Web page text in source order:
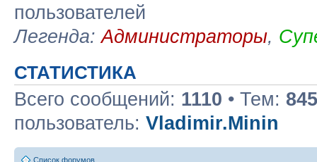
пользователей
Легенда:Администраторы,
СТАТИСТИКА
Всего сообщений: 1110 • Тем: 845
пользователь: Vladimir.Minin
Список форумов